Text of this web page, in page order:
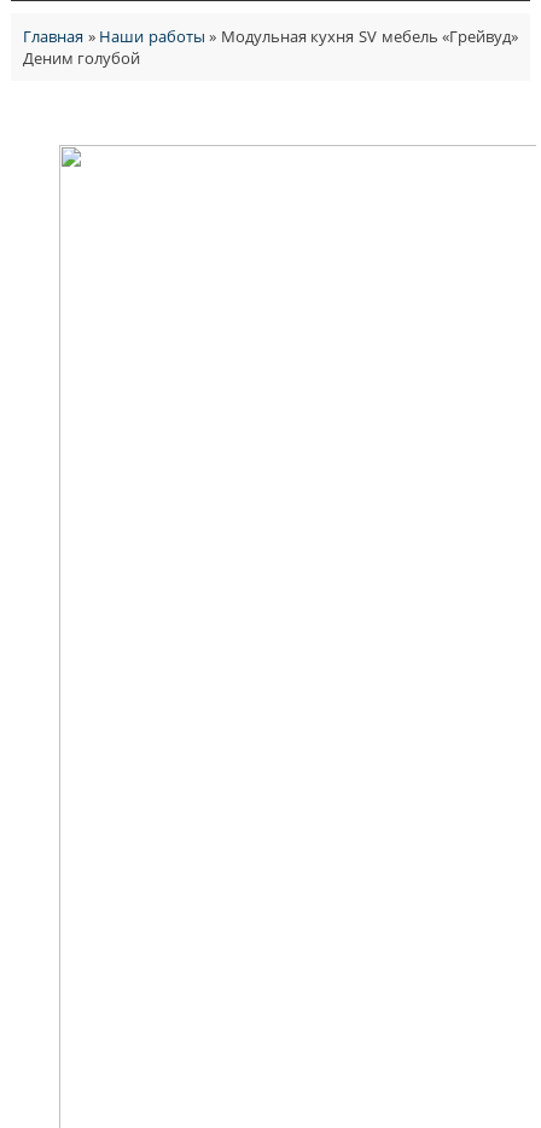
Главная» Наши работы » Модульная кухня SV мебель «Грейвуд»
Деним голубой